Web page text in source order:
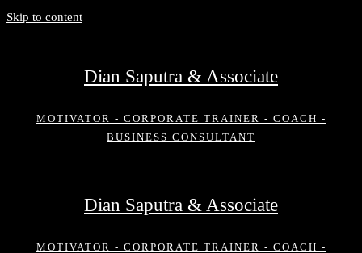
Skip to content
Dian Saputra & Associate
MOTIVATOR - CORPORATE TRAINER - COACH -
BUSINESS CONSULTANT
Dian Saputra & Associate
MOTIVATOR - CORPORATE TRAINER - COACH -